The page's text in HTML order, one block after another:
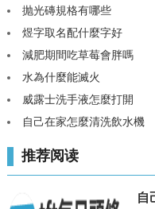
抛光磚規格有哪些
煜字取名配什麼字好
減肥期間吃草莓會胖嗎
水為什麼能滅火
威露士洗手液怎麼打開
自己在家怎麼清洗飲水機
推荐阅读
自